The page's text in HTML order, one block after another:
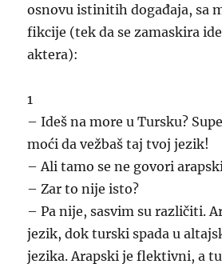
osnovu istinitih događaja, sa
fikcije (tek da se zamaskira
aktera):
1
– Ideš na more u Tursku?
moći da vežbaš taj tvoj jezik!
– Ali tamo se ne govori
– Zar to nije isto?
– Pa nije, sasvim su različiti.
jezik, dok turski spada u
jezika. Arapski je flektivni, a